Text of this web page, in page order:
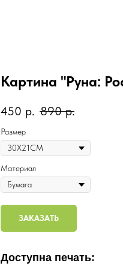
Картина "Руна:
450 р. 890 р.
Размер
Материал
ЗАКАЗАТЬ
Доступна печать: